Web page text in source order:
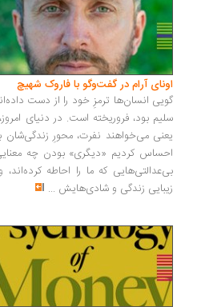
اونای آرام در گفت‌وگو با فاروک شهیچ‭
گویی انسان‌ها ترمزِ خود را از دست
سلیم بود، فروریخته است. در دنیای
یعنی می‌خواهند نفرت، محورِ
احساس کردیم «دیگری» بودن چه
بی‌عدالتی‌هایی که ما را احاطه
زیبایی زندگی و شادی‌هایش ...